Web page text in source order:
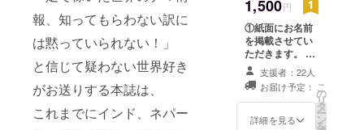
報、知ってもらわない訳に
は黙っていられない！」
と信じて疑わない世界好き
がお送りする本誌は、
これまでにインド、ネパー
シャ語やら
の語学や地
域研究に捧
げる不思議
な学生達と
大学生活を
送る（ちな
1,500円
①紙面にお名前
を掲載させてい
ただきます。 ②
出来上がった雑
誌を1冊お送りさ
せていただきま
す。 ※ご掲載名
の確認のため、
支援者：22人
お届け予定：
詳細を見る
こ
の
リ
タ
ー
ン
を